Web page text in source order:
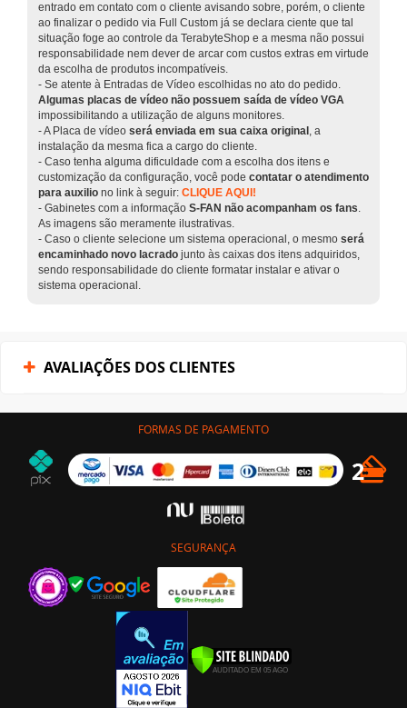
entrado em contato com o cliente avisando sobre, porém, o cliente
ao finalizar o pedido via Full Custom já se declara ciente que tal
situação foge ao controle da TerabyteShop e a mesma não possui
responsabilidade nem dever de arcar com custos extras em virtude
da escolha de produtos incompatíveis.
- Se atente à Entradas de Vídeo escolhidas no ato do pedido.
Algumas placas de vídeo não possuem saída de vídeo VGA
impossibilitando a utilização de alguns monitores.
- A Placa de vídeo será enviada em sua caixa original , a
instalação da mesma fica a cargo do cliente.
- Caso tenha alguma dificuldade com a escolha dos itens e
customização da configuração, você pode contatar o atendimento
para auxilio no link à seguir: CLIQUE AQUI!
- Gabinetes com a informação S-FAN não acompanham os fans.
As imagens são meramente ilustrativas.
- Caso o cliente selecione um sistema operacional, o mesmo será
encaminhado novo lacrado junto às caixas dos itens adquiridos,
sendo responsabilidade do cliente formatar instalar e ativar o
sistema operacional.
AVALIAÇÕES DOS CLIENTES
FORMAS DE PAGAMENTO
SEGURANÇA